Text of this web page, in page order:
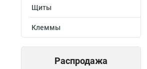
Щиты
Клеммы
Распродажа